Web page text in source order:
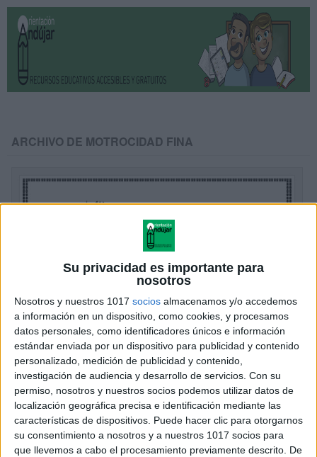
Su privacidad es importante para
nosotros
Nosotros y nuestros 1017 socios almacenamos y/o accedemos
a información en un dispositivo, como cookies, y procesamos
datos personales, como identificadores únicos e información
estándar enviada por un dispositivo para publicidad y contenido
personalizado, medición de publicidad y contenido,
investigación de audiencia y desarrollo de servicios. Con su
permiso, nosotros y nuestros socios podemos utilizar datos de
localización geográfica precisa e identificación mediante las
características de dispositivos. Puede hacer clic para otorgarnos
su consentimiento a nosotros y a nuestros 1017 socios para
que llevemos a cabo el procesamiento previamente descrito. De
ARCHIVO DE MOTROCIDAD FINA
Grafomotricidad nivel inicial Educación
Infantil: Lleva cada personaje a su
castillo.
Publicado el 29 julio, 2019